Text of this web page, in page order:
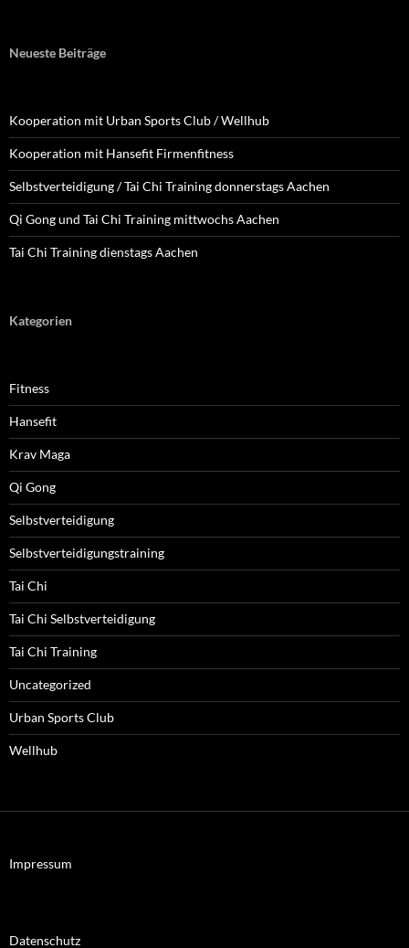
Neueste Beiträge
Kooperation mit Urban Sports Club / Wellhub
Kooperation mit Hansefit Firmenfitness
Selbstverteidigung / Tai Chi Training donnerstags Aachen
Qi Gong und Tai Chi Training mittwochs Aachen
Tai Chi Training dienstags Aachen
Kategorien
Fitness
Hansefit
Krav Maga
Qi Gong
Selbstverteidigung
Selbstverteidigungstraining
Tai Chi
Tai Chi Selbstverteidigung
Tai Chi Training
Uncategorized
Urban Sports Club
Wellhub
Impressum
Datenschutz